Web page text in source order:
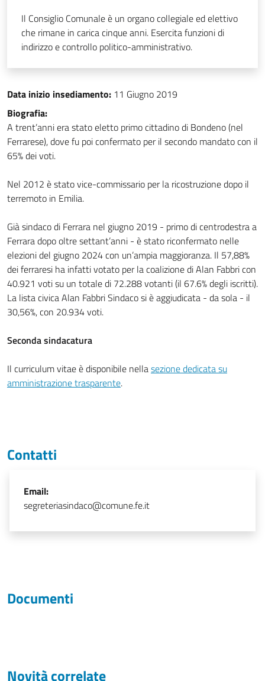
Il Consiglio Comunale è un organo collegiale ed elettivo
che rimane in carica cinque anni. Esercita funzioni di
indirizzo e controllo politico-amministrativo.
Data inizio insediamento: 11 Giugno 2019
Biografia:
A trent’anni era stato eletto primo cittadino di Bondeno (nel
Ferrarese), dove fu poi confermato per il secondo mandato con il
65% dei voti.
Nel 2012 è stato vice-commissario per la ricostruzione dopo il
terremoto in Emilia.
Già sindaco di Ferrara nel giugno 2019 - primo di centrodestra a
Ferrara dopo oltre settant’anni - è stato riconfermato nelle
elezioni del giugno 2024 con un’ampia maggioranza. Il 57,88%
dei ferraresi ha infatti votato per la coalizione di Alan Fabbri con
40.921 voti su un totale di 72.288 votanti (il 67.6% degli iscritti).
La lista civica Alan Fabbri Sindaco si è aggiudicata - da sola - il
30,56%, con 20.934 voti.
Seconda sindacatura
Il curriculum vitae è disponibile nellasezione dedicata su
amministrazione trasparente.
Contatti
Email:
segreteriasindaco@comune.fe.it
Documenti
Novità correlate